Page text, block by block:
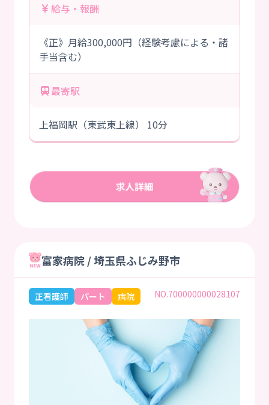
給与・報酬
《正》月給300,000円（経験考慮による・諸
手当含む）
最寄駅
上福岡駅（東武東上線） 10分
富家病院 / 埼玉県ふじみ野市
正看護師 パート 病院 NO.700000000028107